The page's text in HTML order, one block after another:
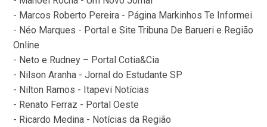
- Marcos Roberto Pereira - Página Markinhos Te Informei
- Néo Marques - Portal e Site Tribuna De Barueri e Região
Online
- Neto e Rudney – Portal Cotia&Cia
- Nilson Aranha - Jornal do Estudante SP
- Nilton Ramos - Itapevi Notícias
- Renato Ferraz - Portal Oeste
- Ricardo Medina - Notícias da Região